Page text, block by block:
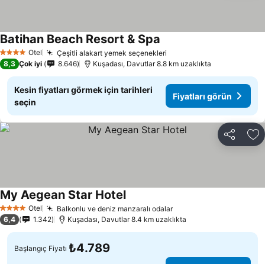
4 Yıldız Otel Çeşitli alakart yemek seçenekleri
Batihan Beach Resort & Spa
8,3 Çok iyi 8.646 Kuşadası, Davutlar 8.8 km uzaklıkta
Kesin fiyatları görmek için tarihleri
seçin
Fiyatları görün
Paylaş
4 Yıldız Otel Balkonlu ve deniz manzaralı odalar
My Aegean Star Hotel
6,4 1.342 Kuşadası, Davutlar 8.4 km uzaklıkta
Başlangıç Fiyatı ₺4.789